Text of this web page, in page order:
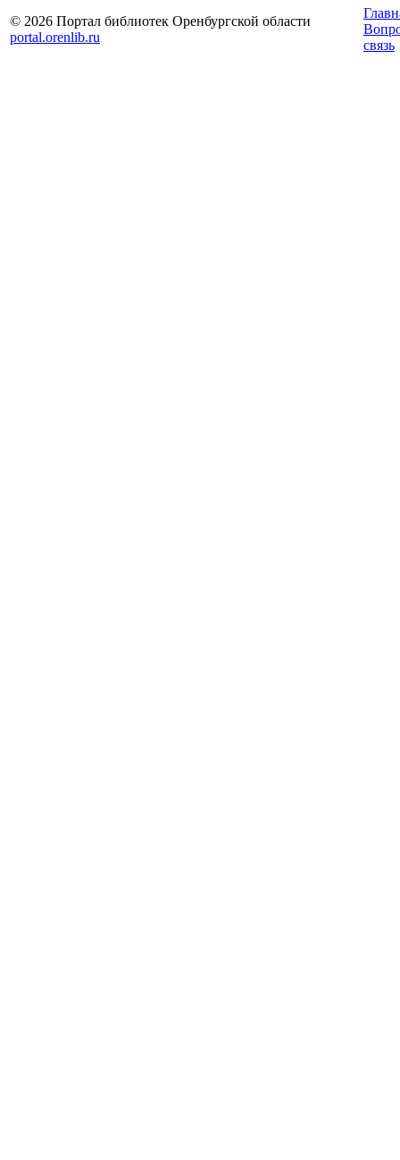
© 2026 Портал библиотек Оренбургской области
portal.orenlib.ru
связь